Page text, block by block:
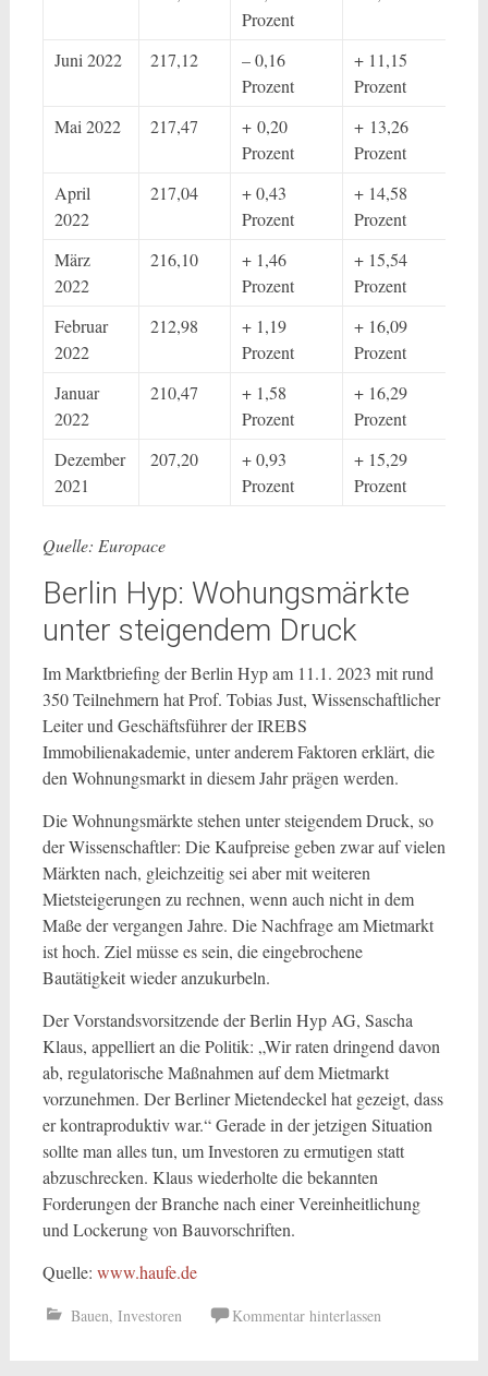
Prozent
Juni 2022 217,12
– 0,16
Prozent
+ 11,15
Prozent
Mai 2022
217,47
+ 0,20
Prozent
+ 13,26
Prozent
April
2022
217,04
+ 0,43
Prozent
+ 14,58
Prozent
März
2022
216,10
+ 1,46
Prozent
+ 15,54
Prozent
Februar
2022
212,98
+ 1,19
Prozent
+ 16,09
Prozent
Januar
2022
210,47
+ 1,58
Prozent
+ 16,29
Prozent
Dezember
2021
207,20
+ 0,93
Prozent
+ 15,29
Prozent
Quelle: Europace
Berlin Hyp: Wohungsmärkte
unter steigendem Druck
Im Marktbriefing der Berlin Hyp am 11.1. 2023 mit rund
350 Teilnehmern hat Prof. Tobias Just, Wissenschaftlicher
Leiter und Geschäftsführer der IREBS
Immobilienakademie, unter anderem Faktoren erklärt, die
den Wohnungsmarkt in diesem Jahr prägen werden.
Die Wohnungsmärkte stehen unter steigendem Druck, so
der Wissenschaftler: Die Kaufpreise geben zwar auf vielen
Märkten nach, gleichzeitig sei aber mit weiteren
Mietsteigerungen zu rechnen, wenn auch nicht in dem
Maße der vergangen Jahre. Die Nachfrage am Mietmarkt
ist hoch. Ziel müsse es sein, die eingebrochene
Bautätigkeit wieder anzukurbeln.
Der Vorstandsvorsitzende der Berlin Hyp AG, Sascha
Klaus, appelliert an die Politik: „Wir raten dringend davon
ab, regulatorische Maßnahmen auf dem Mietmarkt
vorzunehmen. Der Berliner Mietendeckel hat gezeigt, dass
er kontraproduktiv war.“ Gerade in der jetzigen Situation
sollte man alles tun, um Investoren zu ermutigen statt
abzuschrecken. Klaus wiederholte die bekannten
Forderungen der Branche nach einer Vereinheitlichung
und Lockerung von Bauvorschriften.
Quelle: www.haufe.de
Bauen, Investoren Kommentar hinterlassen